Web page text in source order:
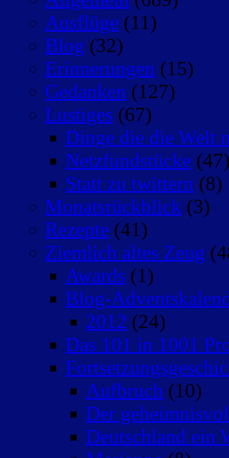
Ausflüge (11)
Blog (32)
Erinnerungen (15)
Gedanken (127)
Lustiges (67)
Dinge die die Welt
Netzfundstücke
Statt zu twittern (8)
Monatsrückblick (3)
Rezepte (41)
Ziemlich altes Zeug
Awards (1)
Blog-
2012 (24)
Das 101 in 1001
Aufbruch (10)
Der
Deutschland ein